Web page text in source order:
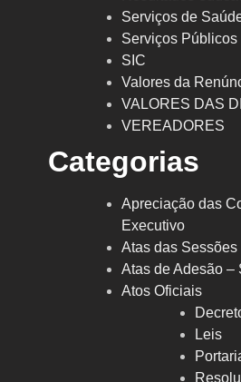
Serviços de
Serviços
SIC
Valores da
VALORES DAS
VEREADORES
Categorias
Apreciação das
Executivo
Atas das Sessões
Atas de Adesão –
Atos Oficiais
Leis